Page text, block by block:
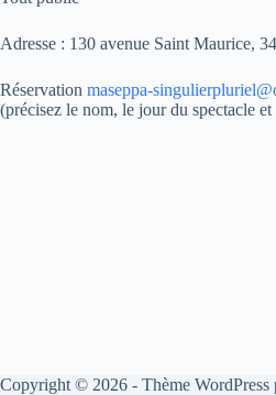
Adresse : 130 avenue Saint Maurice,
Réservation maseppa-
(précisez le nom, le jour du spectacle
Copyright © 2026 - Thème WordPress